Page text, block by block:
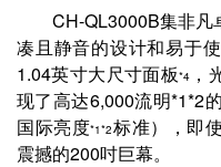
CH-QL3000B集非凡
凑且静音的设计和易于
1.04英寸大尺寸面板*4 ，
现了高达6,000流明*1*2
国际亮度*1*2标准），即
震撼的200吋巨幕。